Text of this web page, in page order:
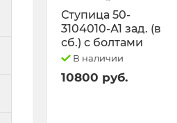
Ступица 50-
3104010-А1 зад. (в
сб.) с болтами
В наличии
10800 руб.